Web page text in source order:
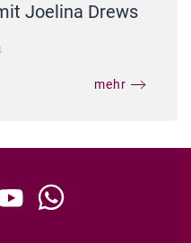
Joelina Drews
mehr